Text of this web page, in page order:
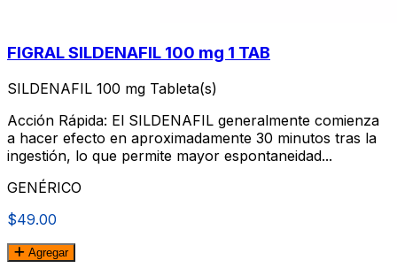
FIGRAL SILDENAFIL 100 mg 1 TAB
SILDENAFIL 100 mg Tableta(s)
Acción Rápida: El SILDENAFIL generalmente comienza
a hacer efecto en aproximadamente 30 minutos tras la
ingestión, lo que permite mayor espontaneidad...
GENÉRICO
$49.00
Agregar